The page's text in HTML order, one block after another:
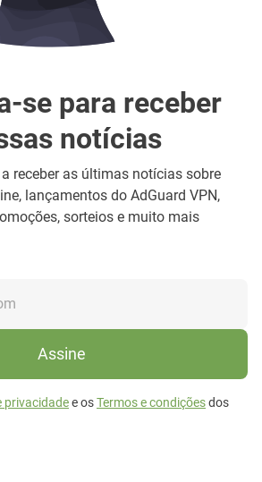
se para receber
notícias
receber as últimas notícias sobre
lançamentos do AdGuard VPN,
sorteios e muito mais
Assine
privacidadee osTermos e condiçõesdos